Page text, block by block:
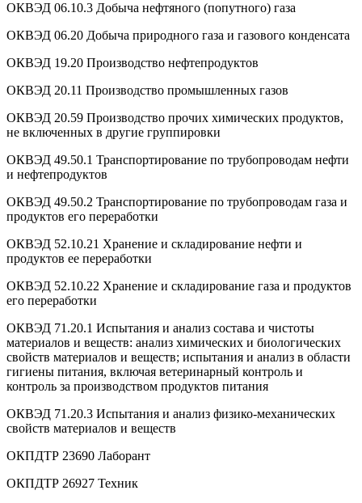
ОКВЭД 06.10.3 Добыча нефтяного (попутного) газа
ОКВЭД 06.20 Добыча природного газа и газового конденсата
ОКВЭД 19.20 Производство нефтепродуктов
ОКВЭД 20.11 Производство промышленных газов
ОКВЭД 20.59 Производство прочих химических продуктов,
не включенных в другие группировки
ОКВЭД 49.50.1 Транспортирование по трубопроводам нефти
и нефтепродуктов
ОКВЭД 49.50.2 Транспортирование по трубопроводам газа и
продуктов его переработки
ОКВЭД 52.10.21 Хранение и складирование нефти и
продуктов ее переработки
ОКВЭД 52.10.22 Хранение и складирование газа и продуктов
его переработки
ОКВЭД 71.20.1 Испытания и анализ состава и чистоты
материалов и веществ: анализ химических и биологических
свойств материалов и веществ; испытания и анализ в области
гигиены питания, включая ветеринарный контроль и
контроль за производством продуктов питания
ОКВЭД 71.20.3 Испытания и анализ физико-механических
свойств материалов и веществ
ОКПДТР 23690 Лаборант
ОКПДТР 26927 Техник